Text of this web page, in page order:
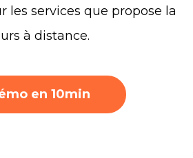
les services que propose la
à distance.
en 10min